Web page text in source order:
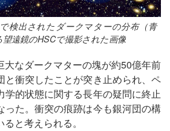
検出されたダークマターの分布（青
遠鏡のHSCで撮影された画像
大なダークマターの塊が約50億年前
と衝突したことが突き止められ、ペ
学的状態に関する長年の疑問に終止
った。衝突の痕跡は今も銀河団の構
と考えられる。